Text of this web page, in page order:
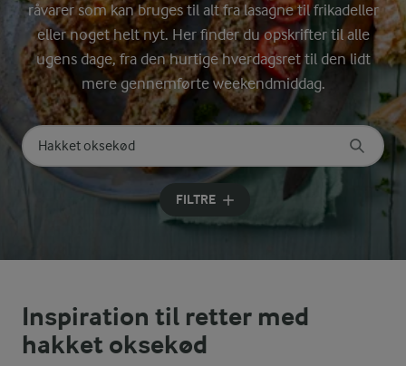
råvarer som kan bruges til alt fra lasagne til frikadeller
eller noget helt nyt. Her finder du opskrifter til alle
ugens dage, fra den hurtige hverdagsret til den lidt
mere gennemførte weekendmiddag.
Søg på kategori
Indtast søgeord for at søge
FILTRE
Inspiration til retter med
hakket oksekød